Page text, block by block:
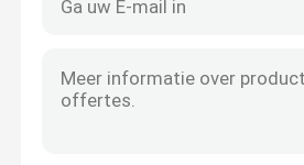
kabelspinmachine